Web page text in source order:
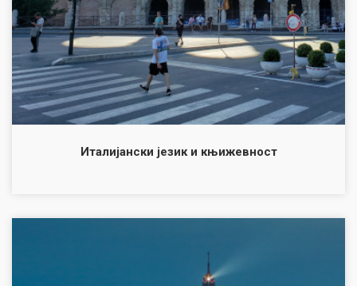
Италијански језик и књижевност